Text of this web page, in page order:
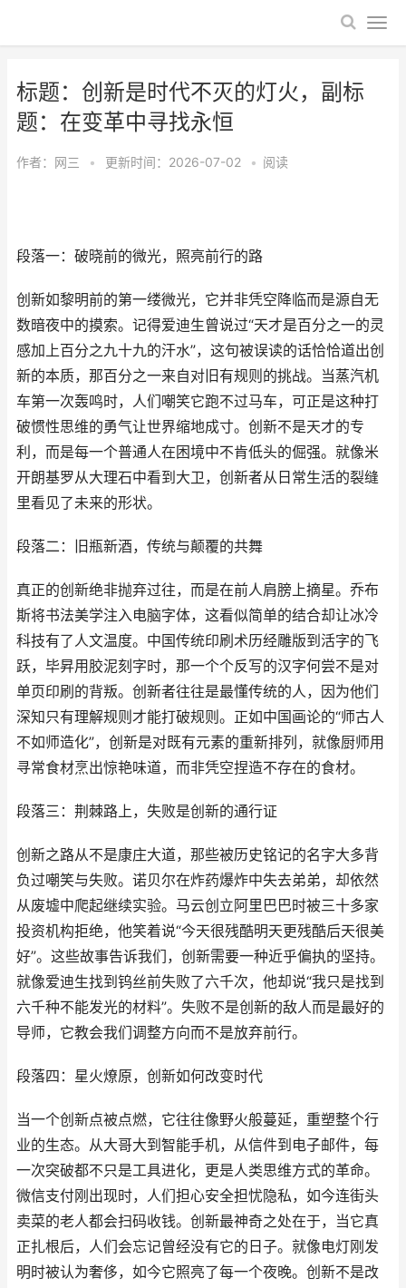
标题：创新是时代不灭的灯火，副标
题：在变革中寻找永恒
作者： 网三 • 更新时间：2026-07-02 • 阅读
段落一：破晓前的微光，照亮前行的路
创新如黎明前的第一缕微光，它并非凭空降临而是源自无
数暗夜中的摸索。记得爱迪生曾说过“天才是百分之一的灵
感加上百分之九十九的汗水”，这句被误读的话恰恰道出创
新的本质，那百分之一来自对旧有规则的挑战。当蒸汽机
车第一次轰鸣时，人们嘲笑它跑不过马车，可正是这种打
破惯性思维的勇气让世界缩地成寸。创新不是天才的专
利，而是每一个普通人在困境中不肯低头的倔强。就像米
开朗基罗从大理石中看到大卫，创新者从日常生活的裂缝
里看见了未来的形状。
段落二：旧瓶新酒，传统与颠覆的共舞
真正的创新绝非抛弃过往，而是在前人肩膀上摘星。乔布
斯将书法美学注入电脑字体，这看似简单的结合却让冰冷
科技有了人文温度。中国传统印刷术历经雕版到活字的飞
跃，毕昇用胶泥刻字时，那一个个反写的汉字何尝不是对
单页印刷的背叛。创新者往往是最懂传统的人，因为他们
深知只有理解规则才能打破规则。正如中国画论的“师古人
不如师造化”，创新是对既有元素的重新排列，就像厨师用
寻常食材烹出惊艳味道，而非凭空捏造不存在的食材。
段落三：荆棘路上，失败是创新的通行证
创新之路从不是康庄大道，那些被历史铭记的名字大多背
负过嘲笑与失败。诺贝尔在炸药爆炸中失去弟弟，却依然
从废墟中爬起继续实验。马云创立阿里巴巴时被三十多家
投资机构拒绝，他笑着说“今天很残酷明天更残酷后天很美
好”。这些故事告诉我们，创新需要一种近乎偏执的坚持。
就像爱迪生找到钨丝前失败了六千次，他却说“我只是找到
六千种不能发光的材料”。失败不是创新的敌人而是最好的
导师，它教会我们调整方向而不是放弃前行。
段落四：星火燎原，创新如何改变时代
当一个创新点被点燃，它往往像野火般蔓延，重塑整个行
业的生态。从大哥大到智能手机，从信件到电子邮件，每
一次突破都不只是工具进化，更是人类思维方式的革命。
微信支付刚出现时，人们担心安全担忧隐私，如今连街头
卖菜的老人都会扫码收钱。创新最神奇之处在于，当它真
正扎根后，人们会忘记曾经没有它的日子。就像电灯刚发
明时被认为奢侈，如今它照亮了每一个夜晚。创新不是改